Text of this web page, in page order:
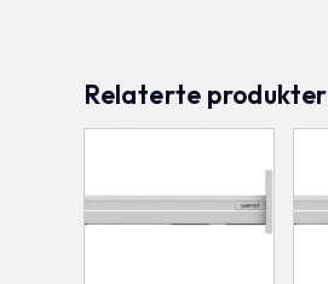
Relaterte produkter